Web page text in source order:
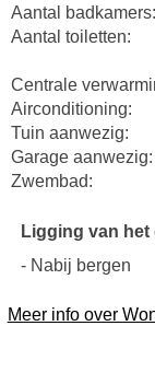
Aantal badkamers:
Aantal toiletten:
Centrale
Airconditioning:
Tuin aanwezig:
Garage aanwezig:
Zwembad:
Ligging van het
- Nabij bergen
Meer info over